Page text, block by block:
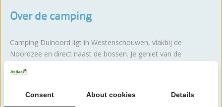
Over de camping
Camping Duinoord ligt in Westenschouwen, vlakbij de
Noordzee en direct naast de bossen. Je geniet van de
Lees meer
Consent About cookies Details